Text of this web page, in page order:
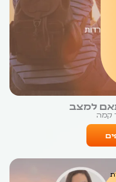
קמה